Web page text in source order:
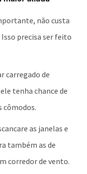
não custa
precisa ser feito
carregado de
tenha chance de
cômodos.
as janelas e
também as de
corredor de vento.